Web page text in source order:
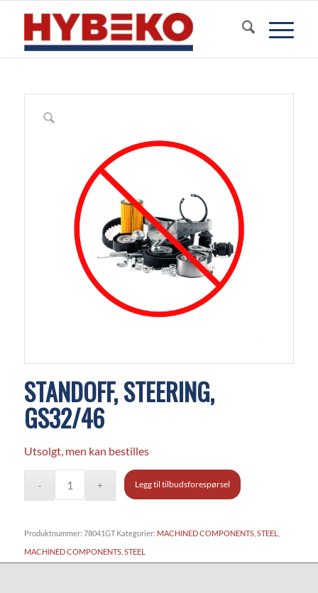
STANDOFF, STEERING,
GS32/46
Utsolgt, men kan bestilles
Legg til tilbudsforespørsel
Produktnummer: 78041GT Kategorier: MACHINED COMPONENTS, STEEL
MACHINED COMPONENTS, STEEL